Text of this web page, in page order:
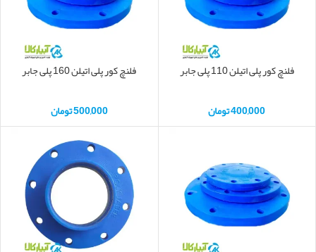
فلنچ کور پلی اتیلن 110 پلی جابر
400,000تومان
فلنچ کور پلی اتیلن 160 پلی جابر
500,000تومان